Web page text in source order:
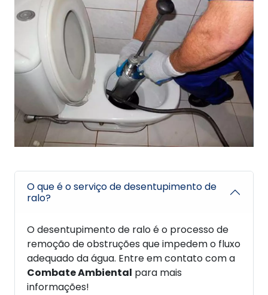
O que é o serviço de desentupimento de
ralo?
O desentupimento de ralo é o processo de
remoção de obstruções que impedem o fluxo
adequado da água. Entre em contato com a
Combate Ambiental para mais
informações!